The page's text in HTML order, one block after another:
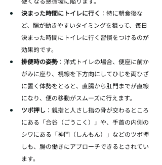
決まった時間にトイレに行く ：特に朝食後な
ど、腸が動きやすいタイミングを狙って、毎日
決まった時間にトイレに行く習慣をつけるのが
効果的です。
排便時の姿勢：洋式トイレの場合、便座に前か
がみに座り、視線を下方向にしてひじを両ひざ
に置く体勢をとると、直腸から肛門までが直線
になり、便の移動がスムーズに行えます。
ツボ押し ：親指と人さし指の骨が交わるところ
にある「合谷（ごうこく）」や、手首の内側の
シワにある「神門（しんもん）」などのツボ押
しも、腸の働きにアプローチできるとされてい
ます。